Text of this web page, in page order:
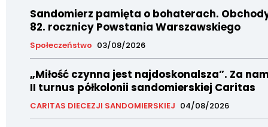
Sandomierz pamięta o bohaterach.
82. rocznicy Powstania Warszawskiego
Społeczeństwo 03/08/2026
„Miłość czynna jest najdoskonalsza”. Za
II turnus półkolonii sandomierskiej Caritas
CARITAS DIECEZJI SANDOMIERSKIEJ 04/08/2026